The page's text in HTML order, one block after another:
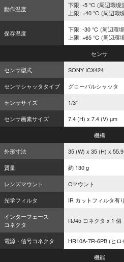
動作温度
下限: -5 ℃ (周辺環境
上限: +40 ℃ (周辺環
保存温度
下限: -30 ℃ (周辺環
上限: +65 ℃ (周辺環
センサ
センサ型式
SONY ICX424
センサシャッタタイプ
グローバルシャッタ
センササイズ
1/3"
センサ画素サイズ
7.4 (H) x 7.4 (V) µm
機構
外形寸法
35 (W) x 35 (H) x
質量
約 130 g
レンズマウント
Cマウント
光学フィルタ
IR カットフィルタ有り
インターフェース
コネクタ
RJ45 コネクタ x 1 個
電源・信号コネクタ
HR10A-7R-6PB (ヒ
機能